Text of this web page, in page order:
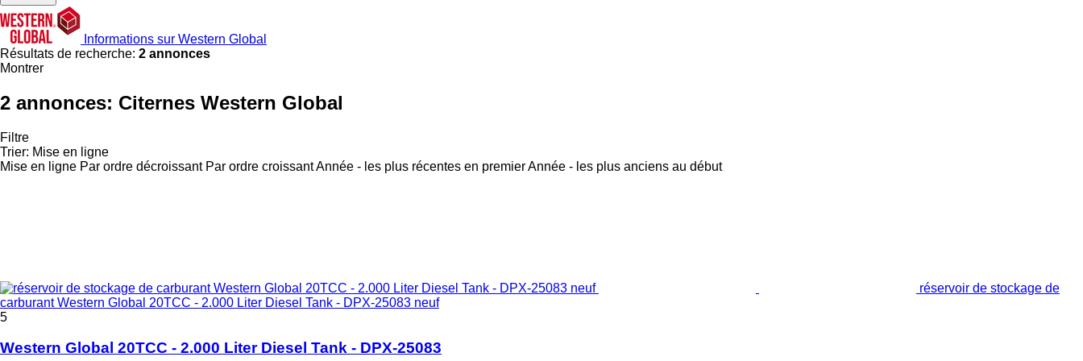
Informations sur Western Global
Résultats de recherche: 2 annonces
Montrer
2 annonces: Citernes Western Global
Filtre
Trier: Mise en ligne
Mise en ligne Par ordre décroissant Par ordre croissantAnnée - les plus récentes en premierAnnée - les plus anciens au début
réservoir de stockage de
carburant Western Global 20TCC - 2.000 Liter Diesel Tank - DPX-25083 neuf
5
Western Global 20TCC - 2.000 Liter Diesel Tank - DPX-25083